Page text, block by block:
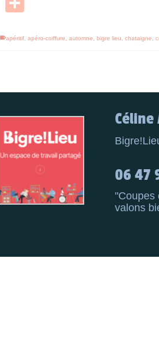
apéritif,apéro-coiffure,automne,bigre lieu,chataigne,
06 47
"Coupes
valons